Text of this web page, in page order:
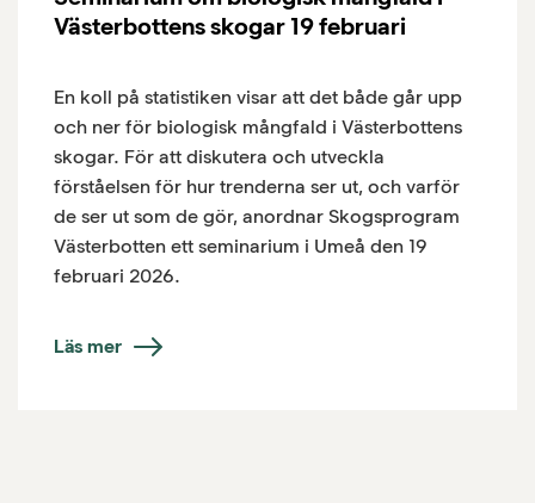
Västerbottens skogar 19 februari
En koll på statistiken visar att det både går upp
och ner för biologisk mångfald i Västerbottens
skogar. För att diskutera och utveckla
förståelsen för hur trenderna ser ut, och varför
de ser ut som de gör, anordnar Skogsprogram
Västerbotten ett seminarium i Umeå den 19
februari 2026.
Läs mer